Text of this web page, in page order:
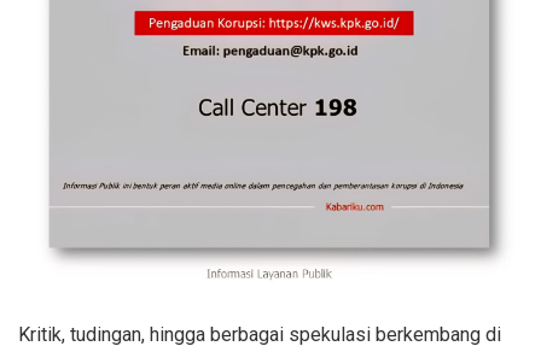
Kritik, tudingan, hingga berbagai spekulasi berkembang di